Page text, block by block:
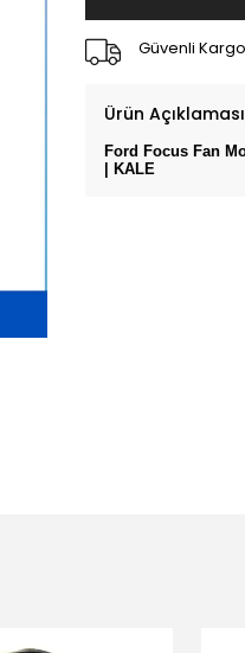
Güvenli Kargo
Ürün Açıklaması
Ford Focus Fan
| KALE